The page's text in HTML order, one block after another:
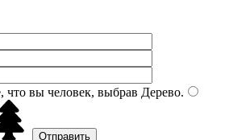
что вы человек, выбрав Дерево.